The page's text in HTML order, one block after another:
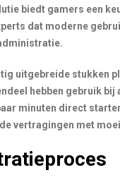
biedt gamers een
dat moderne
uitgebreide stukken
hebben gebruik
minuten direct
vertragingen met